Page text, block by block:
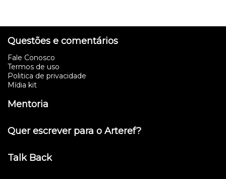
Questões e comentários
Fale Conosco
Termos de uso
Politica de privacidade
Mídia kit
Mentoria
Quer escrever para o Arteref?
Talk Back